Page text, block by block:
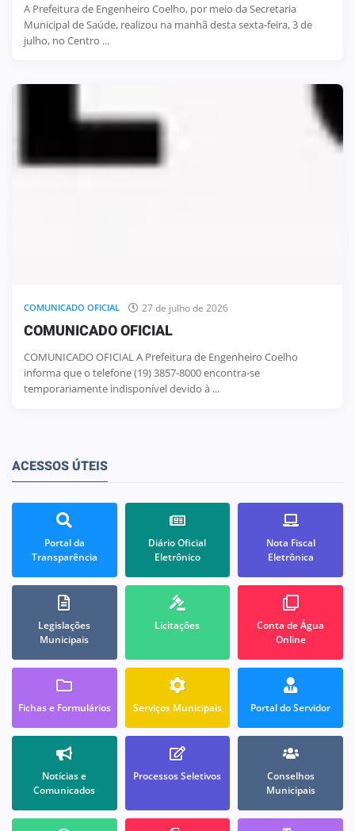
A Prefeitura de Engenheiro Coelho, por meio da Secretaria
Municipal de Saúde, realizou na manhã desta sexta-feira, 3 de
julho, no Centro ...
COMUNICADO OFICIAL 27 de julho de 2026
COMUNICADO OFICIAL
COMUNICADO OFICIAL A Prefeitura de Engenheiro Coelho
informa que o telefone (19) 3857-8000 encontra-se
temporariamente indisponível devido à ...
ACESSOS ÚTEIS
Portal da
Transparência
Diário Oficial
Eletrônico
Nota Fiscal
Eletrônica
Legislações
Municipais
Licitações
Conta de Água
Online
Fichas e Formulários Serviços Municipais Portal do Servidor
Notícias e
Comunicados
Processos Seletivos
Conselhos
Municipais